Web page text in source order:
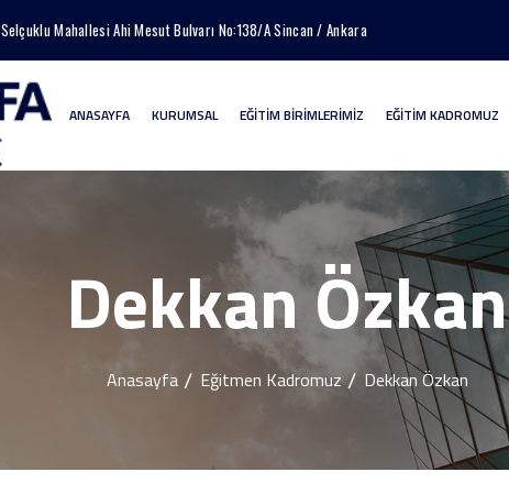
Selçuklu Mahallesi Ahi Mesut Bulvarı No:138/A Sincan / Ankara
ANASAYFA KURUMSAL EĞİTİM BİRİMLERİMİZ EĞİTİM KADROMUZ
Dekkan Özkan
Anasayfa Eğitmen Kadromuz Dekkan Özkan